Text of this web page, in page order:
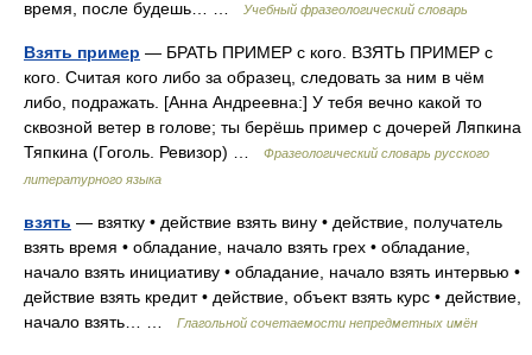
время, после будешь… …
Учебный фразеологический словарь
Взять пример — БРАТЬ ПРИМЕР с кого. ВЗЯТЬ ПРИМЕР с
кого. Считая кого либо за образец, следовать за ним в чём
либо, подражать. [Анна Андреевна:] У тебя вечно какой то
сквозной ветер в голове; ты берёшь пример с дочерей Ляпкина
Тяпкина (Гоголь. Ревизор) …
Фразеологический словарь русского
литературного языка
взять — взятку • действие взять вину • действие, получатель
взять время • обладание, начало взять грех • обладание,
начало взять инициативу • обладание, начало взять интервью •
действие взять кредит • действие, объект взять курс • действие,
начало взять… …
Глагольной сочетаемости непредметных имён